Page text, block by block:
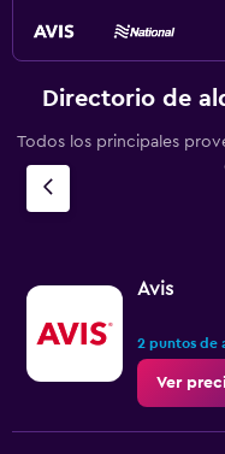
Directorio de
Todos los principales
Avis
2 puntos de
Ver